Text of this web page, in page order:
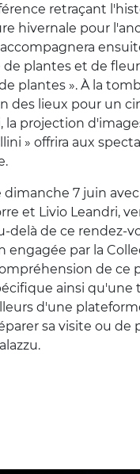
retraçant
hivernale pour
plantes et de
plantes ». À la
des lieux pour un
projection
» offrira aux
7 juin
et Livio Leandri,
delà de ce
par la
de
ainsi
d'une
sa visite ou de